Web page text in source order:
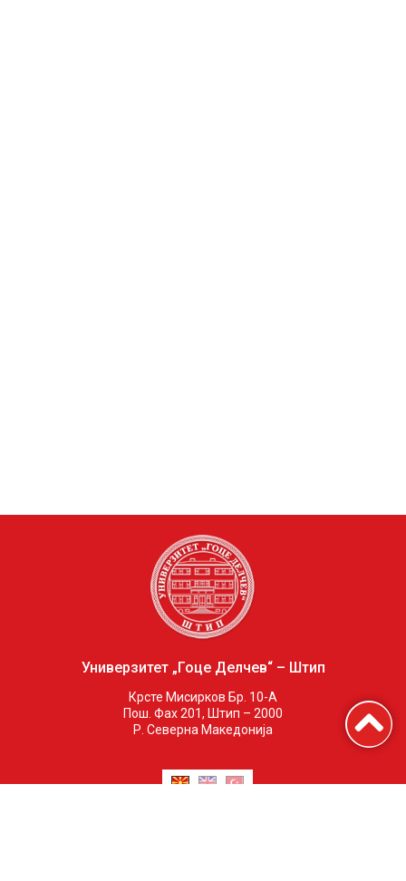
Универзитет „Гоце Делчев“ – Штип
Крсте Мисирков Бр. 10-А
Пош. Фах 201, Штип – 2000
Р. Северна Македонија